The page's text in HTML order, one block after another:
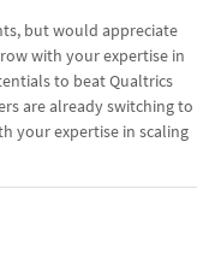
but would appreciate
with your expertise in
to beat Qualtrics
are already switching to
your expertise in scaling